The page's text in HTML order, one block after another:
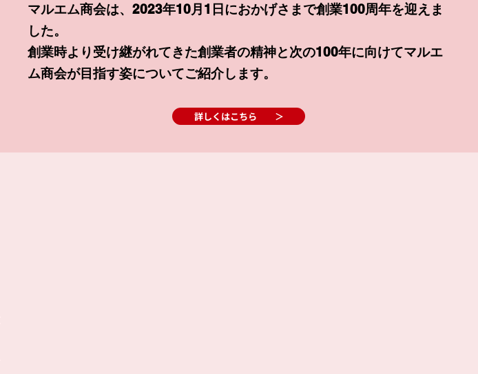
マルエム商会は、2023年10月1日におかげさまで創業100周年を迎えま
した。
創業時より受け継がれてきた創業者の精神と次の100年に向けてマルエ
ム商会が目指す姿についてご紹介します。
詳しくはこちら ＞